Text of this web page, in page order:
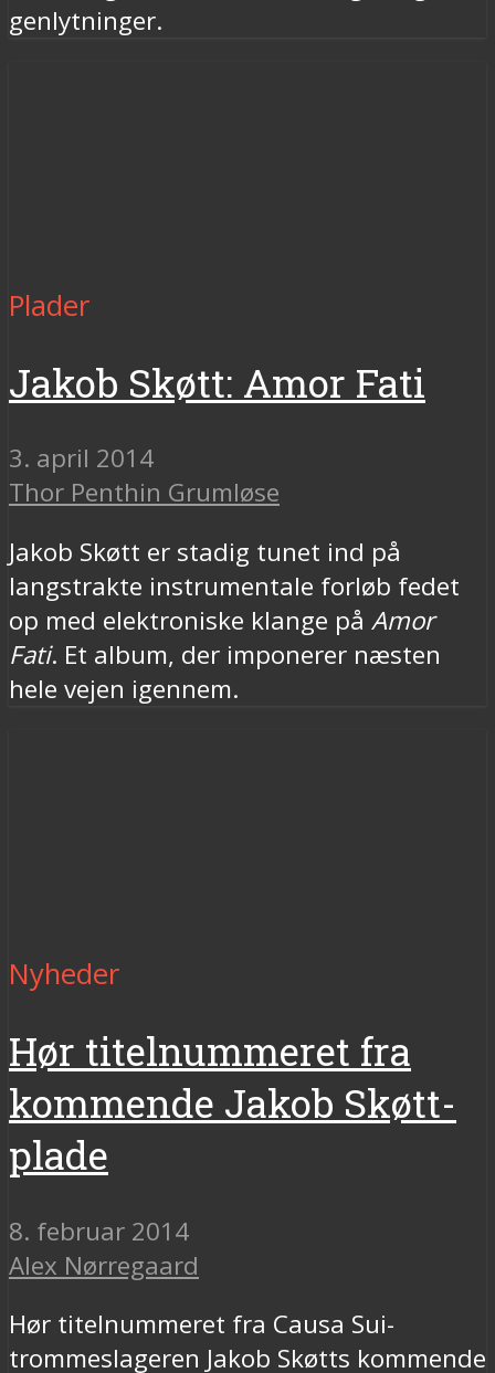
genlytninger.
Plader
Jakob Skøtt: Amor Fati
3. april 2014
Thor Penthin Grumløse
Jakob Skøtt er stadig tunet ind på
langstrakte instrumentale forløb fedet
op med elektroniske klange på Amor
Fati. Et album, der imponerer næsten
hele vejen igennem.
Nyheder
Hør titelnummeret fra
kommende Jakob Skøtt-
plade
8. februar 2014
Alex Nørregaard
Hør titelnummeret fra Causa Sui-
trommeslageren Jakob Skøtts kommende